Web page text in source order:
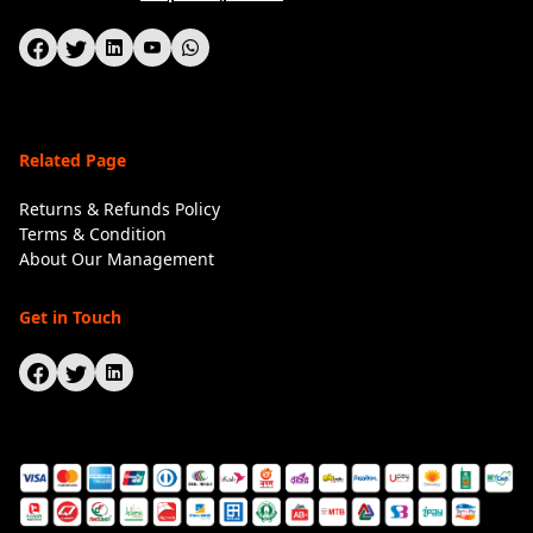
Related Page
Returns & Refunds Policy
Terms & Condition
About Our Management
Get in Touch